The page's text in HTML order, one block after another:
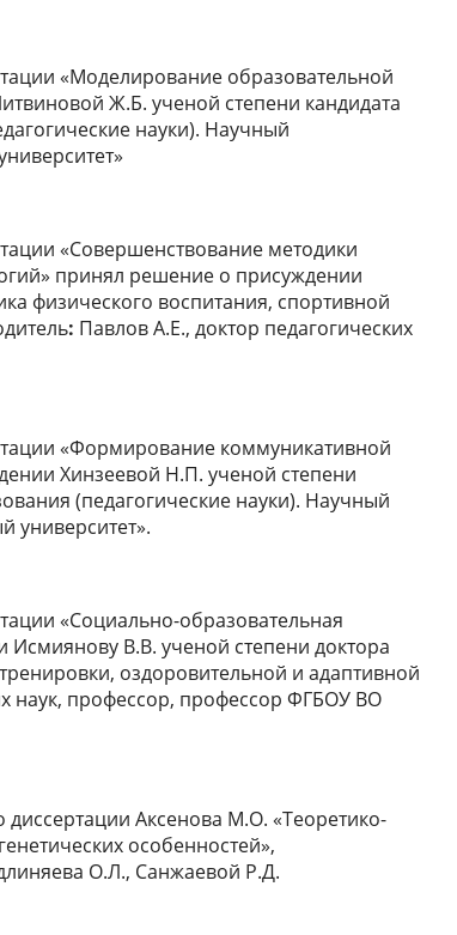
«Моделирование образовательной
Ж.Б. ученой степени кандидата
науки). Научный
«Совершенствование методики
принял решение о присуждении
физического воспитания, спортивной
: Павлов А.Е., доктор педагогических
«Формирование коммуникативной
Хинзеевой Н.П. ученой степени
(педагогические науки). Научный
университет».
«Социально-образовательная
Исмиянову В.В. ученой степени доктора
оздоровительной и адаптивной
наук, профессор, профессор ФГБОУ ВО
Аксенова М.О. «Теоретико-
особенностей»,
О.Л., Санжаевой Р.Д.